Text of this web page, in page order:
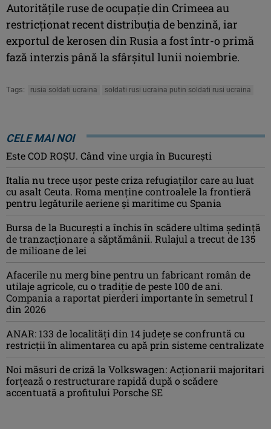
Autorităţile ruse de ocupaţie din Crimeea au
restricţionat recent distribuţia de benzină, iar
exportul de kerosen din Rusia a fost într-o primă
fază interzis până la sfârşitul lunii noiembrie.
Tags: rusia soldati ucraina soldati rusi ucraina putin soldati rusi ucraina
CELE MAI NOI
Este COD ROŞU. Când vine urgia în Bucureşti
Italia nu trece ușor peste criza refugiaților care au luat
cu asalt Ceuta. Roma menține controalele la frontieră
pentru legăturile aeriene și maritime cu Spania
Bursa de la București a închis în scădere ultima ședință
de tranzacționare a săptămânii. Rulajul a trecut de 135
de milioane de lei
Afacerile nu merg bine pentru un fabricant român de
utilaje agricole, cu o tradiție de peste 100 de ani.
Compania a raportat pierderi importante în semetrul I
din 2026
ANAR: 133 de localități din 14 județe se confruntă cu
restricții în alimentarea cu apă prin sisteme centralizate
Noi măsuri de criză la Volkswagen: Acționarii majoritari
forțează o restructurare rapidă după o scădere
accentuată a profitului Porsche SE